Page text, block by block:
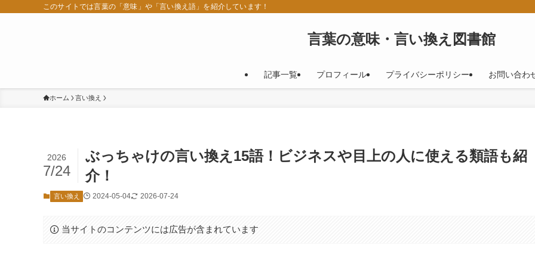
このサイトでは言葉の「意味」や「言い換え語」を紹介しています！
言葉の意味・言い換え図書館
記事一覧 プロフィール プライバシーポリシー お問い合わ
ホーム 言い換え
ぶっちゃけの言い換え15語！ビジネスや目上の人に使える類語も紹
介！
2026
7/24
言い換え 2024-05-04 2026-07-24
当サイトのコンテンツには広告が含まれています